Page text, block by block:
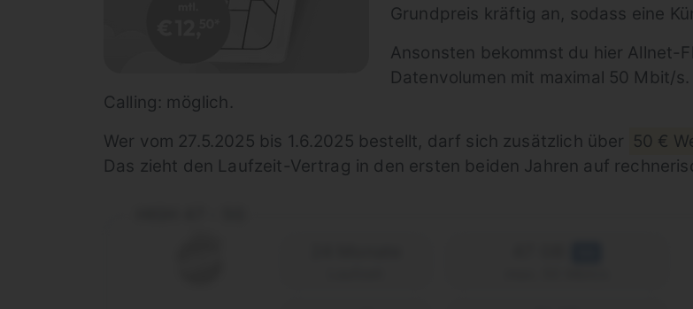
Grundpreis kräftig an, sodass eine
Ansonsten bekommst du hier Allnet-
Datenvolumen mit maximal 50 Mbit/
Calling: möglich.
Wer vom 27.5.2025 bis 1.6.2025 bestellt, darf sich zusätzlich über 50 €
Das zieht den Laufzeit-Vertrag in den ersten beiden Jahren auf